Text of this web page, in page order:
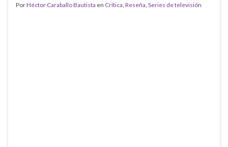
PorHéctor Caraballo Bautista en Crítica Reseña Series de televisión